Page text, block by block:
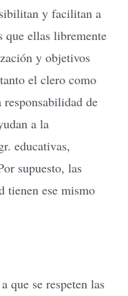
y facilitan a
que ellas libremente
y objetivos
el clero como
de
a la
educativas,
supuesto, las
tienen ese mismo
que se respeten las